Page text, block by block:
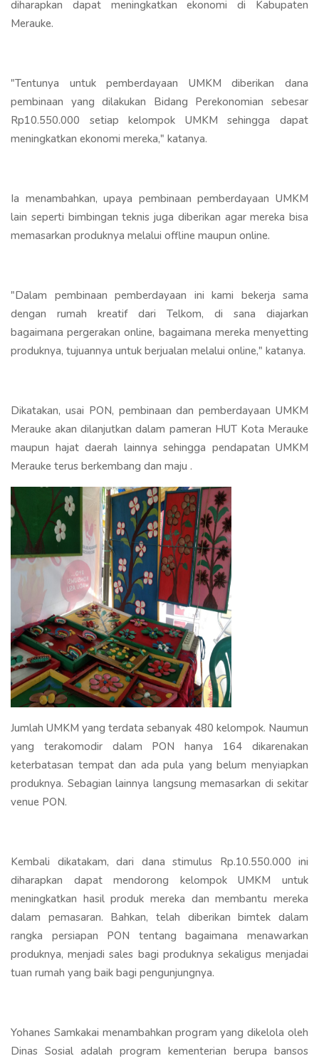
diharapkan dapat meningkatkan ekonomi di Kabupaten
Merauke.
"Tentunya untuk pemberdayaan UMKM diberikan dana
pembinaan yang dilakukan Bidang Perekonomian sebesar
Rp10.550.000 setiap kelompok UMKM sehingga dapat
meningkatkan ekonomi mereka," katanya.
Ia menambahkan, upaya pembinaan pemberdayaan UMKM
lain seperti bimbingan teknis juga diberikan agar mereka bisa
memasarkan produknya melalui offline maupun online.
"Dalam pembinaan pemberdayaan ini kami bekerja sama
dengan rumah kreatif dari Telkom, di sana diajarkan
bagaimana pergerakan online, bagaimana mereka menyetting
produknya, tujuannya untuk berjualan melalui online," katanya.
Dikatakan, usai PON, pembinaan dan pemberdayaan UMKM
Merauke akan dilanjutkan dalam pameran HUT Kota Merauke
maupun hajat daerah lainnya sehingga pendapatan UMKM
Merauke terus berkembang dan maju .
Jumlah UMKM yang terdata sebanyak 480 kelompok. Naumun
yang terakomodir dalam PON hanya 164 dikarenakan
keterbatasan tempat dan ada pula yang belum menyiapkan
produknya. Sebagian lainnya langsung memasarkan di sekitar
venue PON.
Kembali dikatakam, dari dana stimulus Rp.10.550.000 ini
diharapkan dapat mendorong kelompok UMKM untuk
meningkatkan hasil produk mereka dan membantu mereka
dalam pemasaran. Bahkan, telah diberikan bimtek dalam
rangka persiapan PON tentang bagaimana menawarkan
produknya, menjadi sales bagi produknya sekaligus menjadai
tuan rumah yang baik bagi pengunjungnya.
Yohanes Samkakai menambahkan program yang dikelola oleh
Dinas Sosial adalah program kementerian berupa bansos